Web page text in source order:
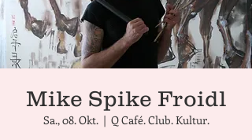
Mike Spike Froidl
Sa., 08. Okt.
  |
Q Café. Club. Kultur.